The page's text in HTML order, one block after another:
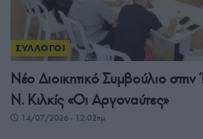
ΣΥΛΛΟΓΟΙ
Νέο Διοικητικό Συμβούλιο
Ν. Κιλκίς «Οι Αργοναύτες»
14/07/2026 - 12:02πμ